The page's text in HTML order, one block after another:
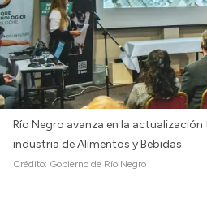
Río Negro avanza en la
industria de Alimentos y Bebidas.
Crédito: Gobierno de Río Negro